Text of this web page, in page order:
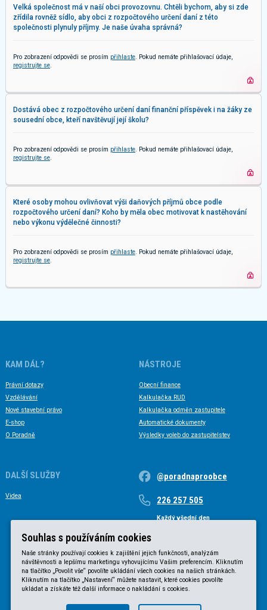
Velká společnost má v naší obci provozovnu. Chtěli bychom, aby si zde
zřídila rovněž sídlo, aby obci z rozpočtového určení daní z této
společnosti plynuly příjmy. Je naše úvaha správná?
Pro zobrazení odpovědi se prosím přihlaste . Pokud nemáte přihlašovací údaje,
registrujte se
Dostává obec z rozpočtového určení daní finanční příspěvek i na žáky ze
sousední obce, kteří navštěvují její školu?
Pro zobrazení odpovědi se prosím přihlaste . Pokud nemáte přihlašovací údaje,
registrujte se
Které osoby mohou ovlivňovat výši daňových příjmů obce podle
rozpočtového určení daní? Koho by měla obec motivovat k nastěhování
nebo výkonu výdělečné činnosti?
Pro zobrazení odpovědi se prosím přihlaste . Pokud nemáte přihlašovací údaje,
registrujte se
KAM DÁL?
Právní dotazy
Vzdělávání
Nové stavební právo
E-shop
O Poradně
NÁSTROJE
Obecní finance
Kalkulačka RUD
Kalkulačka odměn zastupitele
Automatické dokumenty
Výsledky voleb do zastupitelstev
DALŠÍ SLUŽBY
Videa
@poradnaproobce
226 257 505
Každý všední den
Souhlas s používáním cookies
Naše stránky používají cookies k zajištění jejich funkčnosti, analýzám
návštěvnosti a lepšímu marketingu vyhovujícímu Vašim preferencím. Kliknutím
na tlačítko „Povolit vše“ povolíte ukládání všech cookies na našich stránkách.
Kliknutím na tlačítko „Nastavení“ můžete nastavit, které cookies povolíte
ukládat a získáte též další informace o nakládání s cookies.